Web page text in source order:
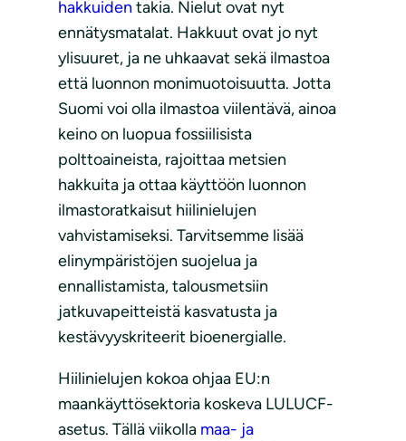
hakkuiden takia. Nielut ovat nyt
ennätysmatalat. Hakkuut ovat jo nyt
ylisuuret, ja ne uhkaavat sekä ilmastoa
että luonnon monimuotoisuutta. Jotta
Suomi voi olla ilmastoa viilentävä, ainoa
keino on luopua fossiilisista
polttoaineista, rajoittaa metsien
hakkuita ja ottaa käyttöön luonnon
ilmastoratkaisut hiilinielujen
vahvistamiseksi. Tarvitsemme lisää
elinympäristöjen suojelua ja
ennallistamista, talousmetsiin
jatkuvapeitteistä kasvatusta ja
kestävyyskriteerit bioenergialle.
Hiilinielujen kokoa ohjaa EU:n
maankäyttösektoria koskeva LULUCF-
asetus. Tällä viikolla maa- ja